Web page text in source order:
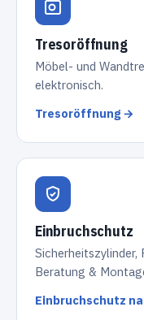
Tresoröffnung
Möbel- und
elektronisch.
Tresoröffnung →
Einbruchschutz
Beratung &
Einbruchschutz